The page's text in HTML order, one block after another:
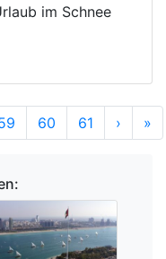
im Schnee
60 61 › »